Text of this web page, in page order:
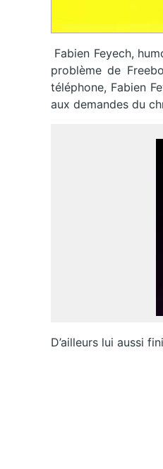
Fabien Feyech,
problème de
téléphone, Fabien
aux demandes du
D’ailleurs lui aussi